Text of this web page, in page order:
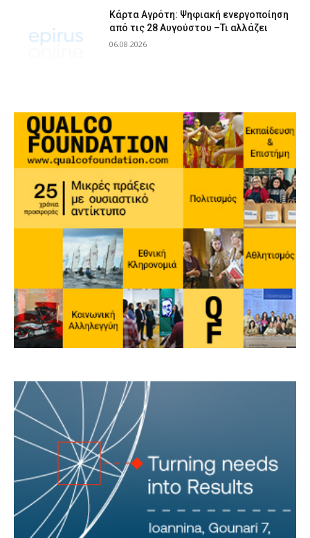
Κάρτα Αγρότη: Ψηφιακή ενεργοποίηση
από τις 28 Αυγούστου –Τι αλλάζει
06.08.2026